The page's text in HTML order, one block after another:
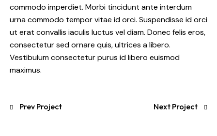
commodo imperdiet. Morbi tincidunt ante interdum
urna commodo tempor vitae id orci. Suspendisse id orci
ut erat convallis iaculis luctus vel diam. Donec felis eros,
consectetur sed ornare quis, ultrices a libero.
Vestibulum consectetur purus id libero euismod
maximus.
Prev Project Next Project